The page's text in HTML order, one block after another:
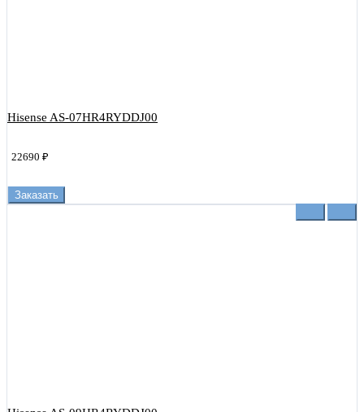
Hisense AS-07HR4RYDDJ00
22690 ₽
Заказать